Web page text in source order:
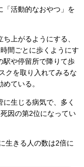
活動的なおやつ」を
上がるようにする、
間ごとに歩くようにす
や停留所で降りて歩
クを取り入れてみるな
ている。
生じる病気で、多く
因の第2位になってい
生きる人の数は2倍に